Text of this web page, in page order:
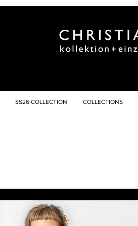
SS26 COLLECTION COLLECTIONS